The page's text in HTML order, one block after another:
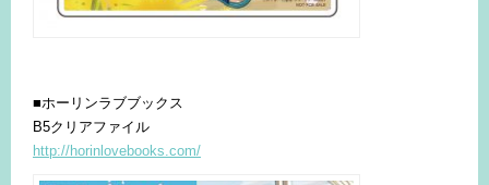
■ホーリンラブブックス
B5クリアファイル
http://horinlovebooks.com/